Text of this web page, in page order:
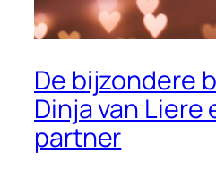
De bijzondere
Dinja van Liere
partner